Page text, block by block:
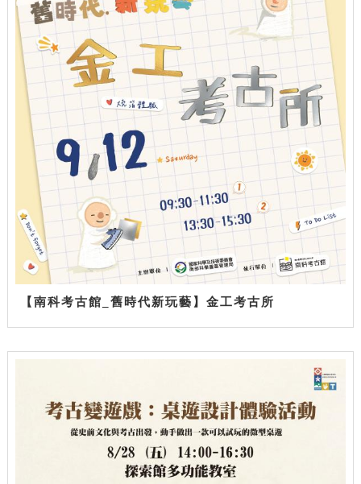
【南科考古館_舊時代新玩藝】金工考古所